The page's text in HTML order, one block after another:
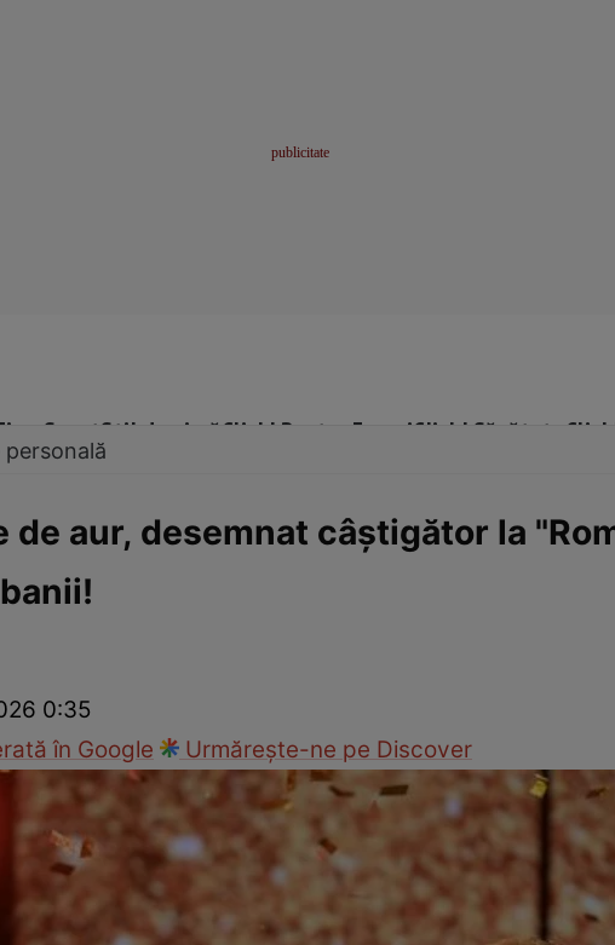
SportStil de viațăClick! Pentru FemeiClick! Sănătate
Modă
aur, desemnat câştigător la
0:35
în Google
Urmărește-ne pe Discover